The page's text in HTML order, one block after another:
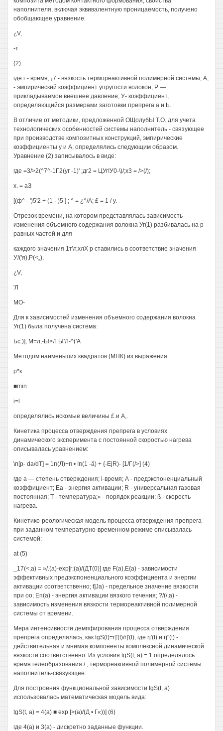
наполнителя, включая эквивалентную проницаемость, получено
обобщающее уравнение:
¿V,
-т
(2)
где г - время; ¡7 - вязкость термореактивной полимерной системы; А,
- эмпирический коэффициент упругости волокон; Р —
прикладываемое внешнее давление; У- коэффициент,
определяющийся размерами заготовки препрега а и Ь.
В отличие от методики, предложенной ОЩолубЫ Т.О. для учета
технологических особенностей системы наполнитель - связующее
при производстве композитных конструкций, эмпирические
коэффициенты у и А, определялись следующим образом.
Уравнение (2) записывалось в виде:
где =3/>2(^7^-1Г2(уг -1)' ;дг2 = ЦУг!У0-\)/;х3 = />(/);
х. = аЗ
[(ф^ - ')5'2 + (1 - )5 ] ; ^ = ¿^/А; £ = 1 / у.
Отрезок времени, на котором представлялась зависимость
изменения объемного содержания волокна Уг(1) разбивалась на р
равных частей и для
каждого значения 1т\т,хлХ р ставились в соответствие значения
У/('я),Р(<„),
¿V,
'Л
МО-
Для к зависимостей изменения объемного содержания волокна
Уг(1) была получена система:
Ьс.)], М=л,-Ы>Л Ы'Л-^('А
Методом наименьших квадратов (МНК) из выражения
р*к
■min
i=l
определялись искомые величины £ и А,.
Кинетика процесса отверждения препрега в условиях
динамического эксперимента с постоянной скоростью нагрева
описывалась уравнением:
\п[р- da/dT] = 1п(Л)+п • !п(1 -ä) + {-EjR)- [1/Г(/>] (4)
где а — степень отверждения; i-время; А - предэкспоненциальный
коэффициент; Еа - энергия активации; R - универсальная газовая
постоянная; Т - температура;« - порядок реакции; ß - скорость
нагрева.
Кинетико-реологическая модель процесса отверждения препрега
при заданном температурно-временном режиме описывалась
системой:
at (5)
_17(<,а) = »/.(а)-ехр[г;(а)/(ДТ(0)] где F(a),E{a) - зависимости
эффективных предэкспоненциального коэффициента и энергии
активации соответственно; t]Ja) - предельное значение вязкости
при оо; Еп(а) - энергия активации вязкого течения; ?/(/,а) -
зависимость изменения вязкости термореактивной полимерной
системы от времени.
Мера интенсивности демпфирования процесса отверждения
препрега определялась, как tgS(t)=r]'(t)/r]'(t), где rj'(t) и rj"(t) -
действительная и мнимая компоненты комплексной динамической
вязкости соответственно. Из условия tgS(t, а) = 1 определялось
время гелеобразования / , термореакгивной полимерной системы
наполнитель-связующее.
Для построения функциональной зависимости tgS(t, а)
использовалась математическая модель вида:
tgS(t, а) = 4(a) ■ ехр [>(а)/(Д • Г«))] (6)
где 4(a) и 3(a) - дискретно заданные функции.